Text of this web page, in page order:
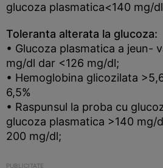
glucoza plasmatica<140 mg/
Toleranta alterata la glucoza:
• Glucoza plasmatica a jeun-
mg/dl dar <126 mg/dl;
• Hemoglobina glicozilata
6,5%
• Raspunsul la proba cu
glucoza plasmatica >140 mg/
200 mg/dl;